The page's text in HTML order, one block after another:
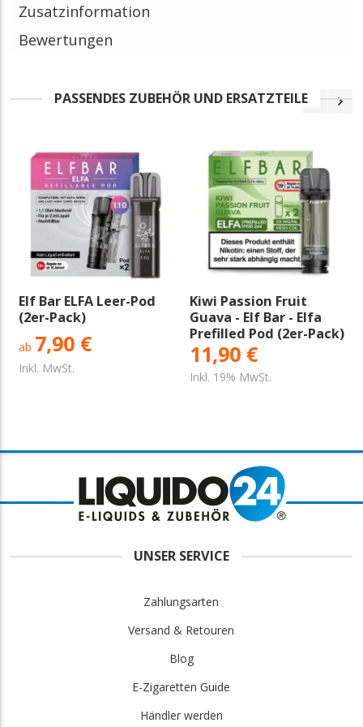
Zusatzinformation
Bewertungen
PASSENDES ZUBEHÖR UND ERSATZTEILE
Elf Bar ELFA Leer-Pod
(2er-Pack)
ab 7,90 €
Inkl. MwSt.
Kiwi Passion Fruit
Guava - Elf Bar - Elfa
Prefilled Pod (2er-Pack)
11,90 €
Inkl. 19% MwSt.
UNSER SERVICE
Zahlungsarten
Versand & Retouren
Blog
E-Zigaretten Guide
Händler werden